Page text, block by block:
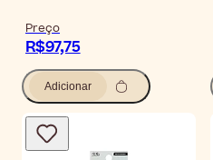
Preço
R$97,75
Adicionar